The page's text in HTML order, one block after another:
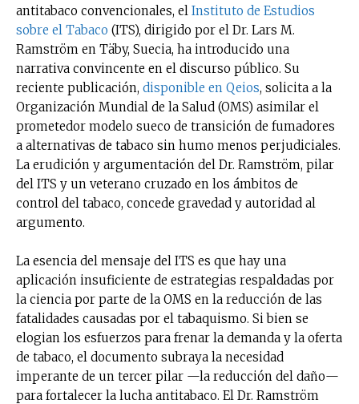
antitabaco convencionales, el Instituto de Estudios
sobre el Tabaco (ITS), dirigido por el Dr. Lars M.
Ramström en Täby, Suecia, ha introducido una
narrativa convincente en el discurso público. Su
reciente publicación, disponible en Qeios, solicita a la
Organización Mundial de la Salud (OMS) asimilar el
prometedor modelo sueco de transición de fumadores
a alternativas de tabaco sin humo menos perjudiciales.
La erudición y argumentación del Dr. Ramström, pilar
del ITS y un veterano cruzado en los ámbitos de
control del tabaco, concede gravedad y autoridad al
argumento.
La esencia del mensaje del ITS es que hay una
aplicación insuficiente de estrategias respaldadas por
la ciencia por parte de la OMS en la reducción de las
fatalidades causadas por el tabaquismo. Si bien se
elogian los esfuerzos para frenar la demanda y la oferta
de tabaco, el documento subraya la necesidad
imperante de un tercer pilar —la reducción del daño—
para fortalecer la lucha antitabaco. El Dr. Ramström